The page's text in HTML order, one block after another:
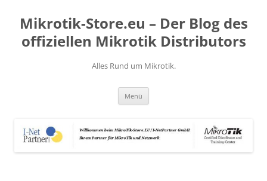
springen
Mikrotik-Store.eu – Der Blog des
offiziellen Mikrotik Distributors
Alles Rund um Mikrotik.
Menü